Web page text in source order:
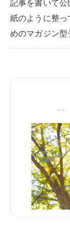
紙のように整
めのマガジン型